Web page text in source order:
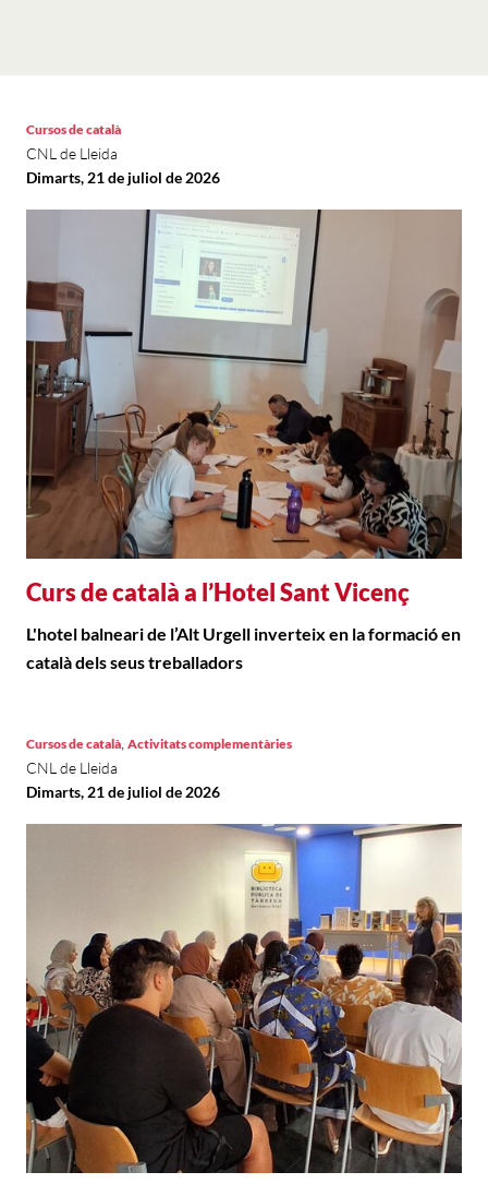
Curs de català a l’Hotel Sant Vicenç
Cursos de català
CNL de Lleida
Dimarts, 21 de juliol de 2026
L'hotel balneari de l’Alt Urgell inverteix en la formació en
català dels seus treballadors
Cursos de català, Activitats complementàries
CNL de Lleida
Dimarts, 21 de juliol de 2026